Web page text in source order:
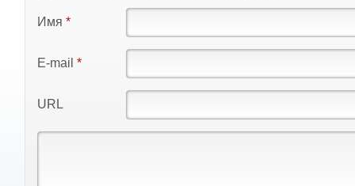
Имя *
E-mail *
URL